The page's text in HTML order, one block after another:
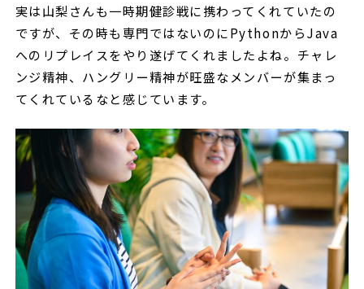
実は山梨さんも一時期健診戦に携わってくれていたの
ですが、その時も専門ではないのにPythonからJava
へのリプレイスをやり遂げてくれましたよね。チャレ
ンジ精神、ハングリー精神が旺盛なメンバーが集まっ
てくれているなと感じています。